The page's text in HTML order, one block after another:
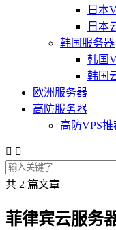
日本
日本
韩国服务器
韩国
韩国
欧洲服务器
高防服务器
高防VPS推
 
共 2 篇文章
菲律宾云服务